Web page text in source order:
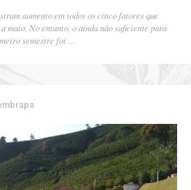
aumento em todos os cinco fatores que
maio. No entanto, o ainda não suficiente para
semestre foi …